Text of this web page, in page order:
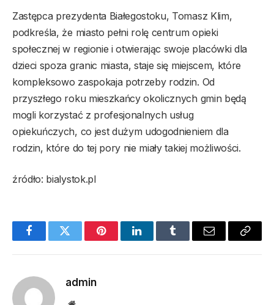
Zastępca prezydenta Białegostoku, Tomasz Klim,
podkreśla, że miasto pełni rolę centrum opieki
społecznej w regionie i otwierając swoje placówki dla
dzieci spoza granic miasta, staje się miejscem, które
kompleksowo zaspokaja potrzeby rodzin. Od
przyszłego roku mieszkańcy okolicznych gmin będą
mogli korzystać z profesjonalnych usług
opiekuńczych, co jest dużym udogodnieniem dla
rodzin, które do tej pory nie miały takiej możliwości.
źródło: bialystok.pl
FacebookTwitter PinterestLinkedInTumblr Email
Copy
admin